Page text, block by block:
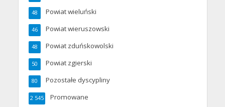
Powiat wieluński
48
Powiat wieruszowski
46
Powiat zduńskowolski
48
Powiat zgierski
50
Pozostałe dyscypliny
80
Promowane
2 545